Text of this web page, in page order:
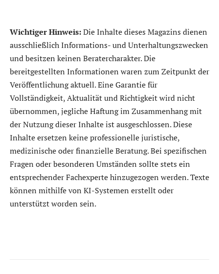
Wichtiger Hinweis:Die Inhalte dieses Magazins dienen
ausschließlich Informations- und Unterhaltungszwecken
und besitzen keinen Beratercharakter. Die
bereitgestellten Informationen waren zum Zeitpunkt der
Veröffentlichung aktuell. Eine Garantie für
Vollständigkeit, Aktualität und Richtigkeit wird nicht
übernommen, jegliche Haftung im Zusammenhang mit
der Nutzung dieser Inhalte ist ausgeschlossen. Diese
Inhalte ersetzen keine professionelle juristische,
medizinische oder finanzielle Beratung. Bei spezifischen
Fragen oder besonderen Umständen sollte stets ein
entsprechender Fachexperte hinzugezogen werden. Texte
können mithilfe von KI-Systemen erstellt oder
unterstützt worden sein.